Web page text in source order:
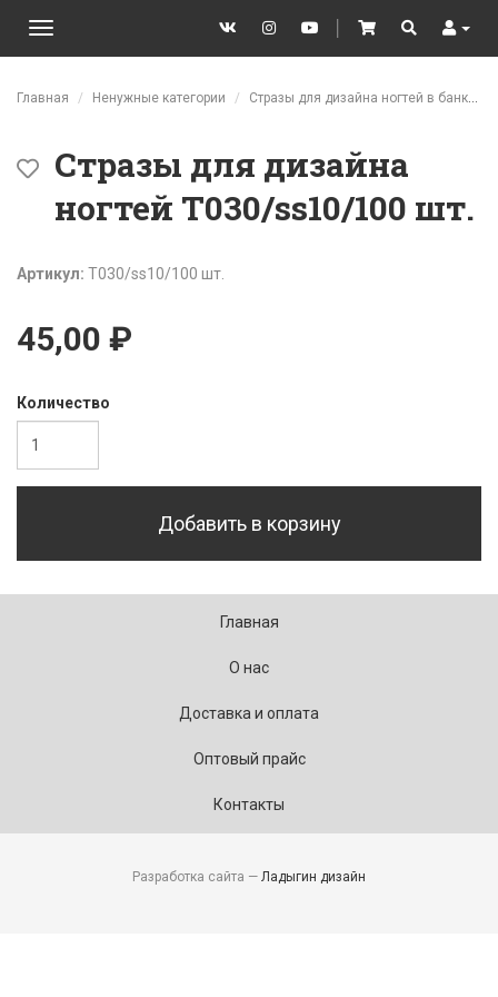
InstagramYouTubeCart SearchUser
Toggle
navigation
Главная Ненужные категории Стразы для дизайна ногтей в банках
Стразы для дизайна
ногтей T030/ss10/100 шт.
Артикул: T030/ss10/100 шт.
45,00 ₽
Количество
Добавить в корзину
Главная
О нас
Доставка и оплата
Оптовый прайс
Контакты
Разработка сайта — Ладыгин дизайн